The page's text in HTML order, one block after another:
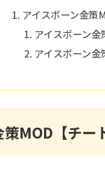
アイスボーン金策
アイスボーン
アイスボーン
MOD【チー